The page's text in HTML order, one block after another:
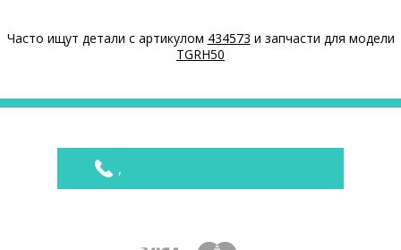
Специальная наклейка производителя с названием модели
и другими параметрами - шильдик находится на корпусе
⋙ Сколько стоит Обрамление полки для холодильника
полки для холодильника Gorenje по конкурентным ценам.
Цены на Обрамление полки для холодильника
Обрамление полки (переднее) Gorenje
Часто ищут детали с артикулом 434573 и запчасти для модели
TGRH50
,